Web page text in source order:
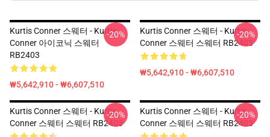
Kurtis Conner 스웨터 - Kurtis
Conner 아이코닉 스웨터
RB2403
₩5,642,910 - ₩6,607,510
-20%
Kurtis Conner 스웨터 - Kurtis
Conner 스웨터 스웨터 RB2403
₩5,642,910 - ₩6,607,510
-20%
Kurtis Conner 스웨터 - Kurtis
Conner 스웨터 스웨터 RB2403
-20%
Kurtis Conner 스웨터 - Kurtis
Conner 스웨터 스웨터 RB2403
-20%